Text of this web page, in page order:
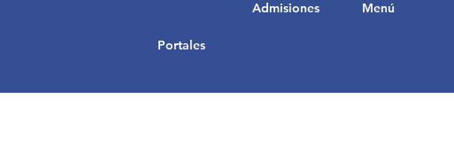
Portales
Menú
Admisiones